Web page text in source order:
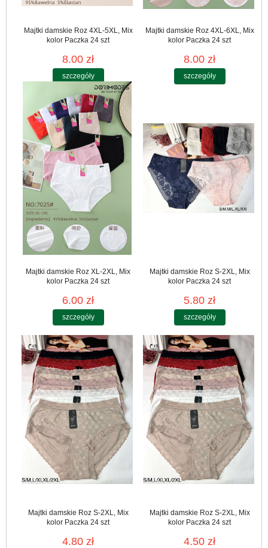
Majtki damskie Roz 4XL-5XL, Mix
kolor Paczka 24 szt
8.00 zł
szczegóły
Majtki damskie Roz 4XL-6XL, Mix
kolor Paczka 24 szt
8.00 zł
szczegóły
Majtki damskie Roz XL-2XL, Mix
kolor Paczka 24 szt
6.00 zł
szczegóły
Majtki damskie Roz S-2XL, Mix
kolor Paczka 24 szt
5.80 zł
szczegóły
Majtki damskie Roz S-2XL, Mix
kolor Paczka 24 szt
4.80 zł
Majtki damskie Roz S-2XL, Mix
kolor Paczka 24 szt
4.50 zł